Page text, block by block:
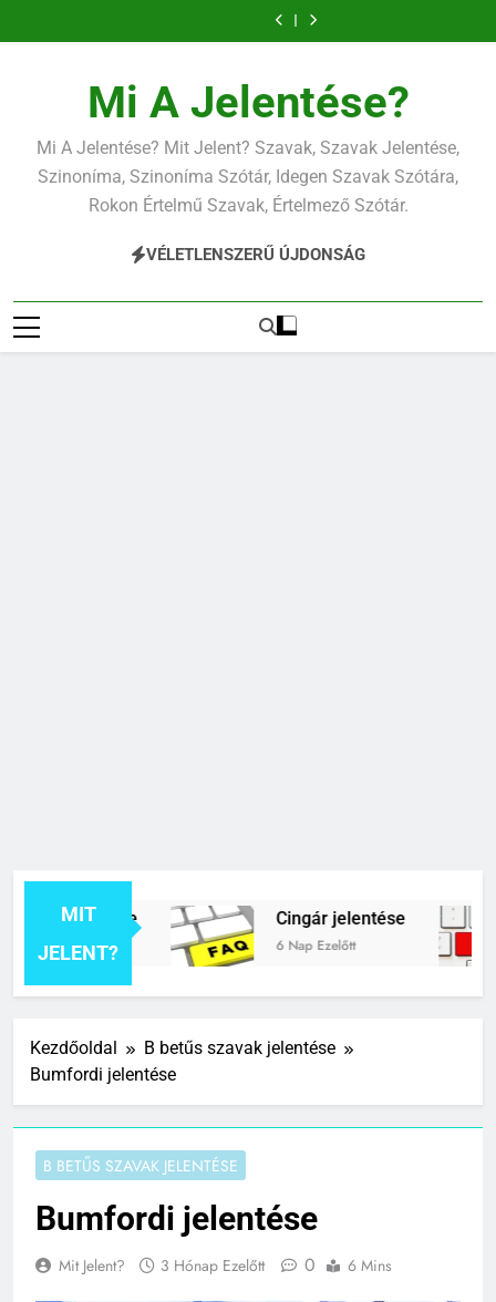
a
Mi A Jelentése?
Mi A Jelentése? Mit Jelent? Szavak, Szavak Jelentése,
Szinoníma, Szinoníma Szótár, Idegen Szavak Szótára,
Rokon Értelmű Szavak, Értelmező Szótár.
VÉLETLENSZERŰ ÚJDONSÁG
MIT
JELENT?
jelentése Cingár jelentése
6 Nap Ezelőtt
Kezdőoldal
B betűs szavak jelentése
Bumfordi jelentése
B BETŰS SZAVAK JELENTÉSE
Bumfordi jelentése
Mit Jelent? 3 Hónap Ezelőtt 0 6 Mins